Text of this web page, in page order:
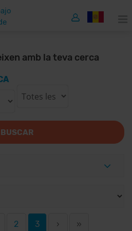
amb la teva cerca
BUSCAR
2 3 › »